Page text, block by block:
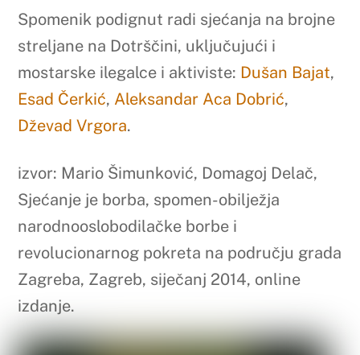
Spomenik podignut radi sjećanja na brojne
streljane na Dotrščini, uključujući i
mostarske ilegalce i aktiviste: Dušan Bajat,
Esad Čerkić, Aleksandar Aca Dobrić,
Dževad Vrgora.
izvor: Mario Šimunković, Domagoj Delač,
Sjećanje je borba, spomen-obilježja
narodnooslobodilačke borbe i
revolucionarnog pokreta na području grada
Zagreba, Zagreb, siječanj 2014, online
izdanje.